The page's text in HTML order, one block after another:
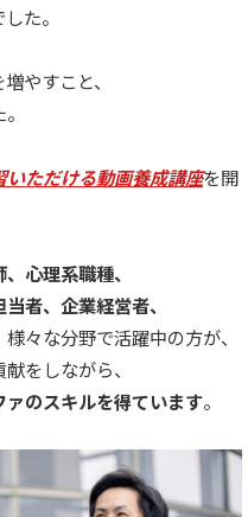
た。
やすこと、
いただける動画養成講座を開
心理系職種、
者、企業経営者、
様々な分野で活躍中の方が、
をしながら、
のスキルを得ています。